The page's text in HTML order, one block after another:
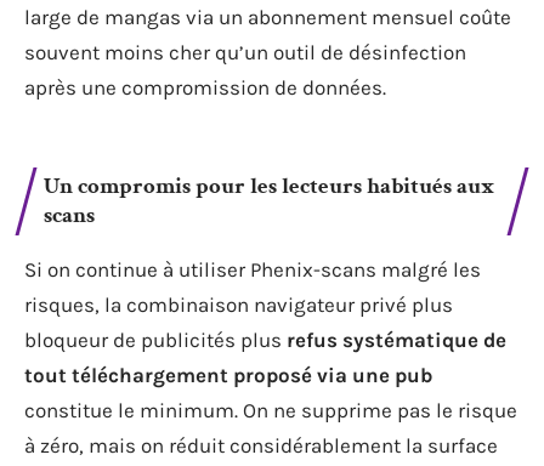
large de mangas via un abonnement mensuel coûte
souvent moins cher qu’un outil de désinfection
après une compromission de données.
Un compromis pour les lecteurs habitués aux
scans
Si on continue à utiliser Phenix-scans malgré les
risques, la combinaison navigateur privé plus
bloqueur de publicités plus refus systématique de
tout téléchargement proposé via une pub
constitue le minimum. On ne supprime pas le risque
à zéro, mais on réduit considérablement la surface